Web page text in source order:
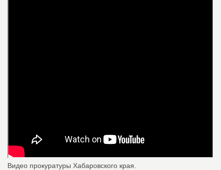
Видео прокуратуры Хабаровского края.